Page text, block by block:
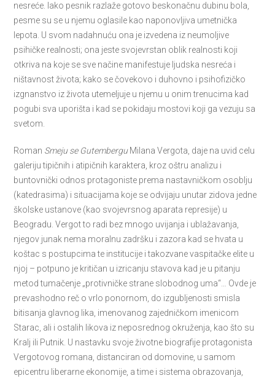
nesreće. Iako pesnik razlaže gotovo beskonačnu dubinu bola,
pesme su se u njemu oglasile kao naponovljiva umetnička
lepota. U svom nadahnuću ona je izvedena iz neumoljive
psihičke realnosti; ona jeste svojevrstan oblik realnosti koji
otkriva na koje se sve načine manifestuje ljudska nesreća i
ništavnost života; kako se čovekovo i duhovno i psihofizičko
izgnanstvo iz života utemeljuje u njemu u onim trenucima kad
pogubi sva uporišta i kad se pokidaju mostovi koji ga vezuju sa
svetom.
Roman Smeju se GutemberguMilana Vergota, daje na uvid celu
galeriju tipičnih i atipičnih karaktera, kroz oštru analizu i
buntovnički odnos protagoniste prema nastavničkom osoblju
(katedrasima) i situacijama koje se odvijaju unutar zidova jedne
školske ustanove (kao svojevrsnog aparata represije) u
Beogradu. Vergot to radi bez mnogo uvijanja i ublažavanja,
njegov junak nema moralnu zadršku i zazora kad se hvata u
koštac s postupcima te institucije i takozvane vaspitačke elite u
njoj – potpuno je kritičan u izricanju stavova kad je u pitanju
metod tumačenje „protivničke strane slobodnog uma“… Ovde je
prevashodno reč o vrlo ponornom, do izgubljenosti smisla
bitisanja glavnog lika, imenovanog zajedničkom imenicom
Starac, ali i ostalih likova iz neposrednog okruženja, kao što su
Kralj ili Putnik. U nastavku svoje životne biografije protagonista
Vergotovog romana, distanciran od domovine, u samom
epicentru liberarne ekonomije, a time i sistema obrazovanja,